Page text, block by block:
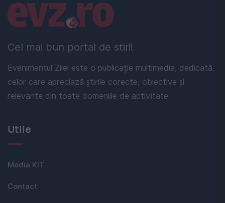
Cel mai bun portal de stiri!
Evenimentul Zilei este o publicație multimedia, dedicată
celor care apreciază știrile corecte, obiective și
relevante din toate domeniile de activitate
Linkuri utile
Utile
Media KIT
Contact